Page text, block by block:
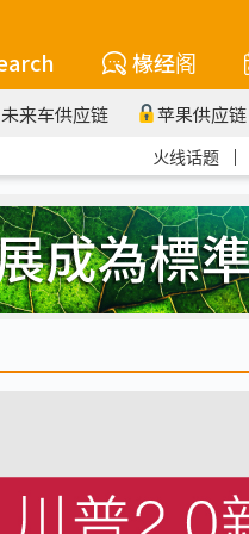
椽经阁
未来车供应链 苹果供应链
火线话题 ｜